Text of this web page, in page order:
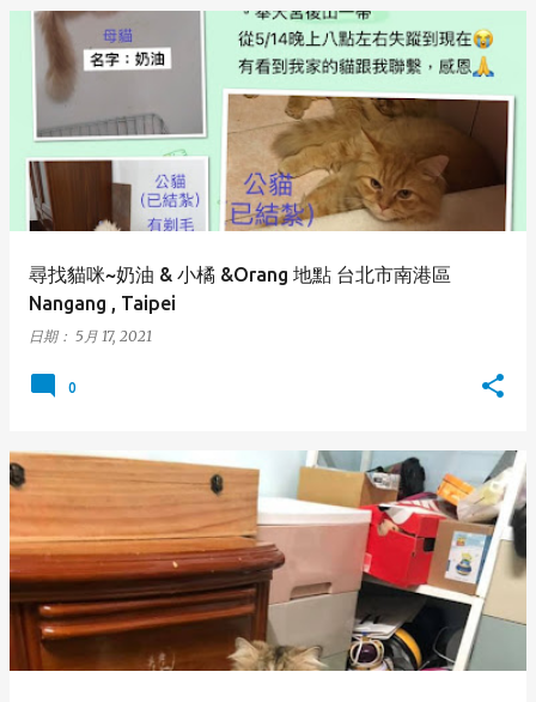
尋找貓咪~奶油 & 小橘 &Orang 地點 台北市南港區
Nangang , Taipei
日期： 5月 17, 2021
0